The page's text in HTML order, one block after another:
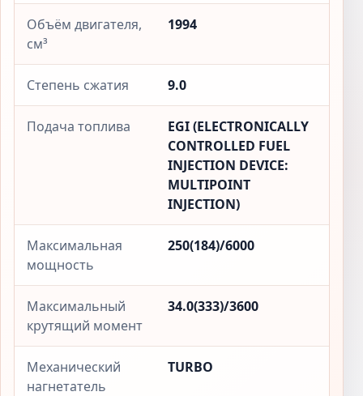
Объём двигателя,
см³
1994
Степень сжатия 9.0
Подача топлива
EGI (ELECTRONICALLY
CONTROLLED FUEL
INJECTION DEVICE:
MULTIPOINT
INJECTION)
Максимальная
мощность
250(184)/6000
Максимальный
крутящий момент
34.0(333)/3600
Механический
нагнетатель
TURBO